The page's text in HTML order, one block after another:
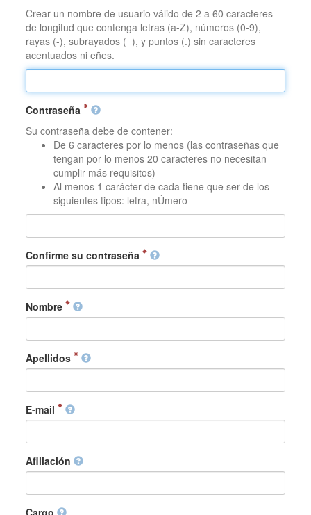
Crear un nombre de usuario válido de 2 a 60 caracteres
de longitud que contenga letras (a-Z), números (0-9),
rayas (-), subrayados (_), y puntos (.) sin caracteres
acentuados ni eñes.
Contraseña
Su contraseña debe de contener:
De 6 caracteres por lo menos (las contraseñas que
tengan por lo menos 20 caracteres no necesitan
cumplir más requisitos)
Al menos 1 carácter de cada tiene que ser de los
siguientes tipos: letra, nÚmero
Confirme su contraseña
Nombre
Apellidos
E-mail
Afiliación
Cargo